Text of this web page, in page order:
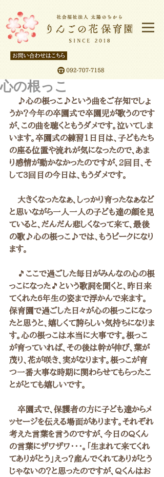
心の根っこ
♪心の根っこ♪という曲をご存知でしょ
うか？今年の卒園式で卒園児が歌うのです
が、この曲を聴くともうダメです。泣いてしま
います。卒園式の練習1日目は、子どもたち
の座る位置や流れが気になったので、あま
り感情が動かなかったのですが、2回目、そ
して3回目の今日は、もうダメです。
大きくなったなぁ、しっかり育ったなぁなど
と思いながら一人一人の子ども達の顔を見
ていると、だんだん悲しくなって来て、最後
の歌♪心の根っこ♪では、もうピークになり
ます。
🎵ここで過ごした毎日がみんなの心の根
っこになった🎵という歌詞を聞くと、昨日来
てくれた6年生の姿まで浮かんで来ます。
保育園で過ごした日々が心の根っこになっ
たと思うと、嬉しくて誇らしい気持ちになりま
す。心の根っこは本当に大事です。根っこ
が育っていれば、その後は幹が伸び、葉が
茂り、花が咲き、実がなります。根っこが育
つ一番大事な時期に関わらせてもらったこ
とがとても嬉しいです。
卒園式で、保護者の方に子ども達からメ
ッセージを伝える場面があります。それぞれ
考えた言葉を言うのですが、今日のQくん
の言葉にザワザワ・・・。「生まれて来てくれ
てありがとう」えっ？産んでくれてありがとう
じゃないの？と思ったのですが、Qくんはお